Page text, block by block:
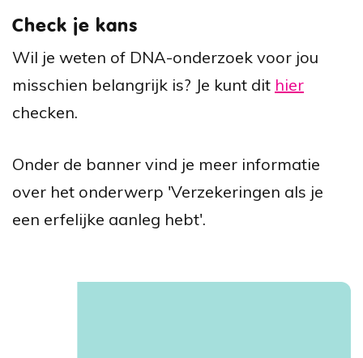
Check je kans
Wil je weten of DNA-onderzoek voor jou
misschien belangrijk is? Je kunt dit hier
checken.
Onder de banner vind je meer informatie
over het onderwerp 'Verzekeringen als je
een erfelijke aanleg hebt'.